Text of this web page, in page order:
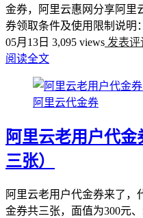
金券，阿里云惠网分享阿里
券领取条件及使用限制说明
05月13日 3,095 views 发表评
阅读全文
阿里云代金券
阿里云老用户代金
三张）
阿里云老用户代金券来了，
金券共三张，面值为300元